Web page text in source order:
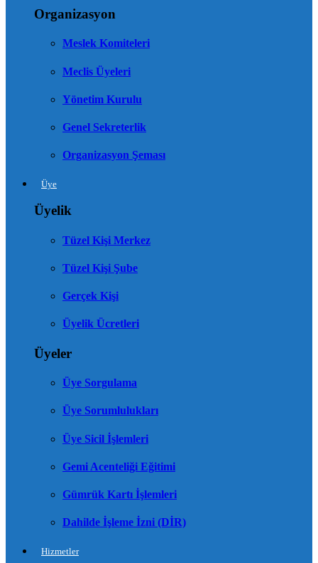
Organizasyon
Meslek Komiteleri
Meclis Üyeleri
Yönetim Kurulu
Genel Sekreterlik
Organizasyon Şeması
Üye
Üyelik
Tüzel Kişi Merkez
Tüzel Kişi Şube
Gerçek Kişi
Üyelik Ücretleri
Üyeler
Üye Sorgulama
Üye Sorumlulukları
Üye Sicil İşlemleri
Gemi Acenteliği Eğitimi
Gümrük Kartı İşlemleri
Dahilde İşleme İzni (DİR)
Hizmetler